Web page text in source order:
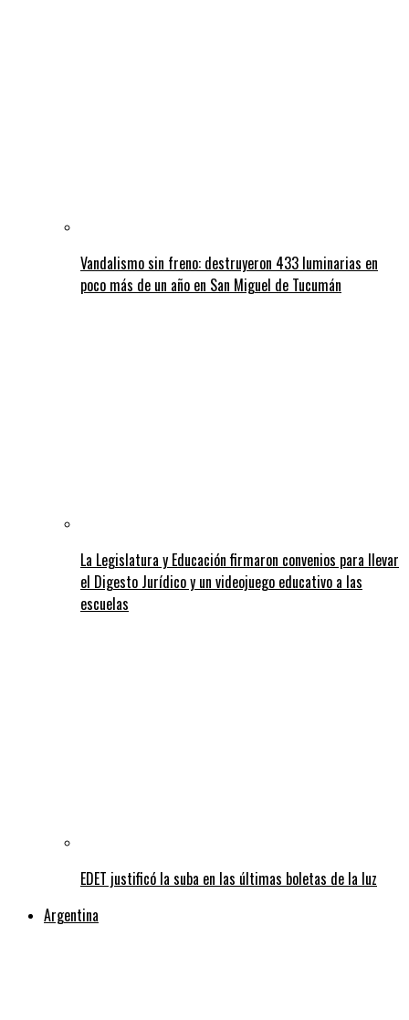
Vandalismo sin freno: destruyeron 433 luminarias en
poco más de un año en San Miguel de Tucumán
La Legislatura y Educación firmaron convenios para llevar
el Digesto Jurídico y un videojuego educativo a las
escuelas
EDET justificó la suba en las últimas boletas de la luz
Argentina